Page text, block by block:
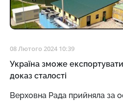
08 Лютого 2024 10:39
Україна зможе
доказ сталості
Верховна Рада прийняла за